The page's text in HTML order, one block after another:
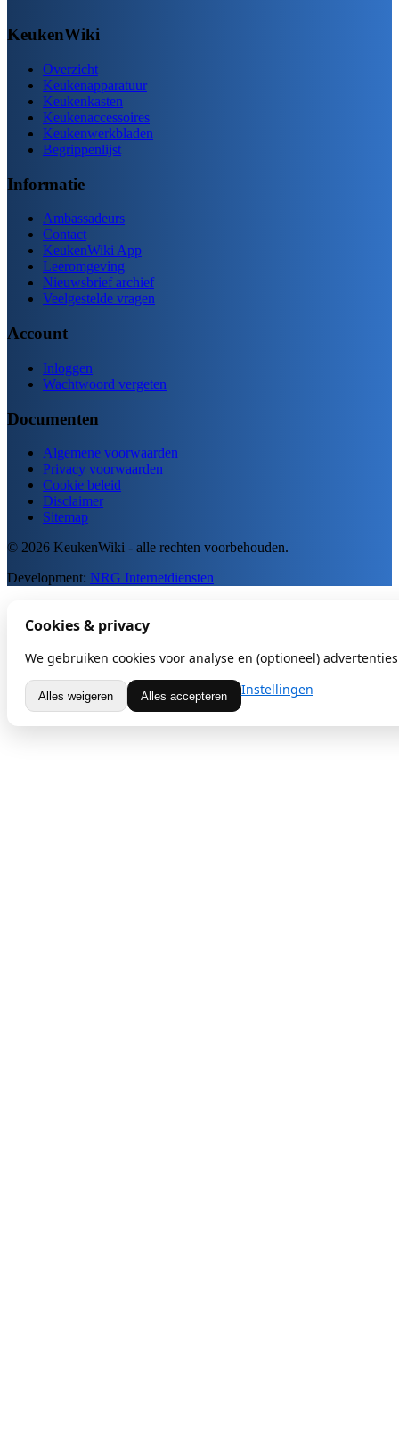
KeukenWiki
Overzicht
Keukenapparatuur
Keukenkasten
Keukenaccessoires
Keukenwerkbladen
Begrippenlijst
Informatie
Ambassadeurs
Contact
KeukenWiki App
Leeromgeving
Nieuwsbrief archief
Veelgestelde vragen
Account
Inloggen
Wachtwoord vergeten
Documenten
Algemene voorwaarden
Privacy voorwaarden
Cookie beleid
Disclaimer
Sitemap
© 2026 KeukenWiki - alle rechten voorbehouden.
Development: NRG Internetdiensten
Cookies & privacy
We gebruiken cookies voor analyse en (optioneel)
Alles weigeren Alles accepteren Instellingen